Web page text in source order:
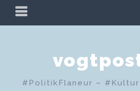
Zum
PRIMÄRES
MENÜ
#PolitikFlaneur –